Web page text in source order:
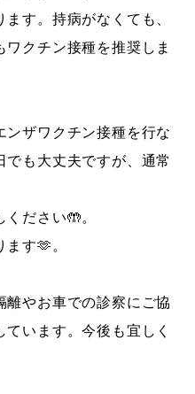
す。持病がなくても、
クチン接種を推奨しま
ザワクチン接種を行な
でも大丈夫ですが、通常
ださい🤲。
す🫶。
やお車での診察にご協
います。今後も宜しく